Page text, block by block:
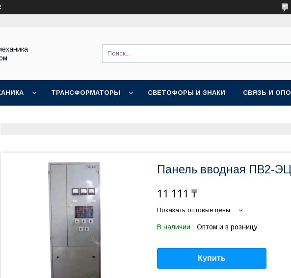
ТРАНСФОРМАТОРЫ СВЕТОФОРЫ И ЗНАКИ СВЯЗЬ И
Панель вводная ПВ2-ЭЦ
11 111 ₸
Показать оптовые цены
В наличии Оптом и в розницу
Купить